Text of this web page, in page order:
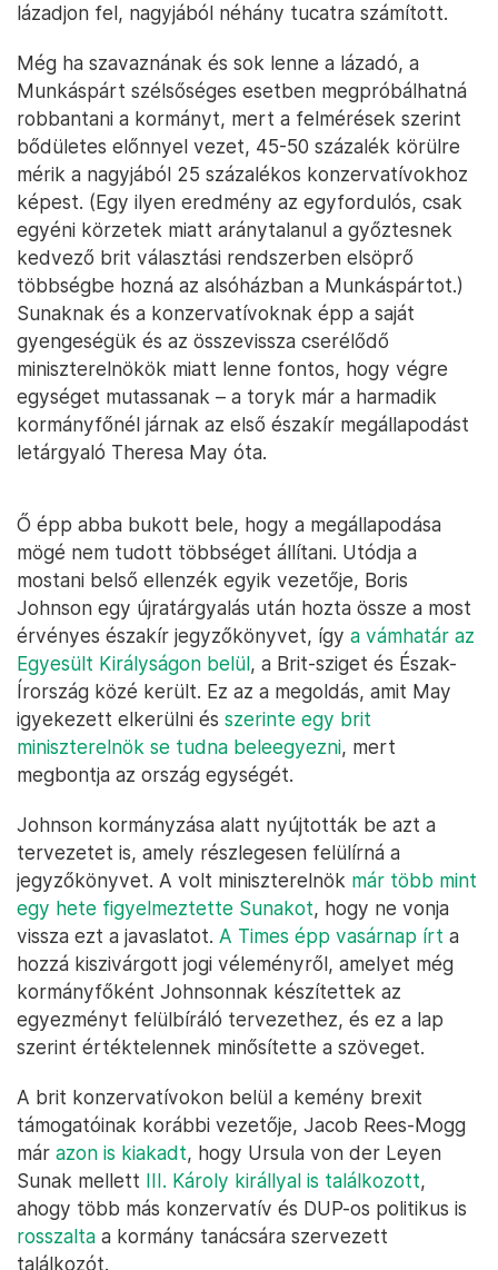
lázadjon fel, nagyjából néhány tucatra számított.
Még ha szavaznának és sok lenne a lázadó, a
Munkáspárt szélsőséges esetben megpróbálhatná
robbantani a kormányt, mert a felmérések szerint
bődületes előnnyel vezet, 45-50 százalék körülre
mérik a nagyjából 25 százalékos konzervatívokhoz
képest. (Egy ilyen eredmény az egyfordulós, csak
egyéni körzetek miatt aránytalanul a győztesnek
kedvező brit választási rendszerben elsöprő
többségbe hozná az alsóházban a Munkáspártot.)
Sunaknak és a konzervatívoknak épp a saját
gyengeségük és az összevissza cserélődő
miniszterelnökök miatt lenne fontos, hogy végre
egységet mutassanak – a toryk már a harmadik
kormányfőnél járnak az első északír megállapodást
letárgyaló Theresa May óta.
Ő épp abba bukott bele, hogy a megállapodása
mögé nem tudott többséget állítani. Utódja a
mostani belső ellenzék egyik vezetője, Boris
Johnson egy újratárgyalás után hozta össze a most
érvényes északír jegyzőkönyvet, így a vámhatár az
Egyesült Királyságon belül, a Brit-sziget és Észak-
Írország közé került. Ez az a megoldás, amit May
igyekezett elkerülni és szerinte egy brit
miniszterelnök se tudna beleegyezni, mert
megbontja az ország egységét.
Johnson kormányzása alatt nyújtották be azt a
tervezetet is, amely részlegesen felülírná a
jegyzőkönyvet. A volt miniszterelnök már több mint
egy hete figyelmeztette Sunakot, hogy ne vonja
vissza ezt a javaslatot. A Times épp vasárnap írt a
hozzá kiszivárgott jogi véleményről, amelyet még
kormányfőként Johnsonnak készítettek az
egyezményt felülbíráló tervezethez, és ez a lap
szerint értéktelennek minősítette a szöveget.
A brit konzervatívokon belül a kemény brexit
támogatóinak korábbi vezetője, Jacob Rees-Mogg
már azon is kiakadt, hogy Ursula von der Leyen
Sunak mellett III. Károly királlyal is találkozott,
ahogy több más konzervatív és DUP-os politikus is
rosszalta a kormány tanácsára szervezett
találkozót.